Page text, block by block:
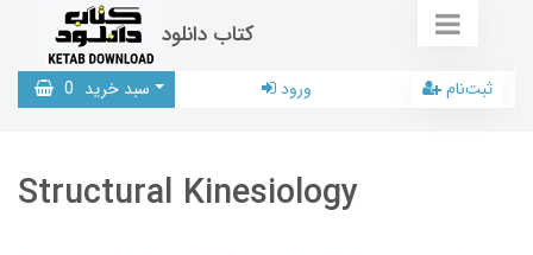
کتاب دانلود
سبد خرید 0 ورود ثبت‌نام
Structural Kinesiology